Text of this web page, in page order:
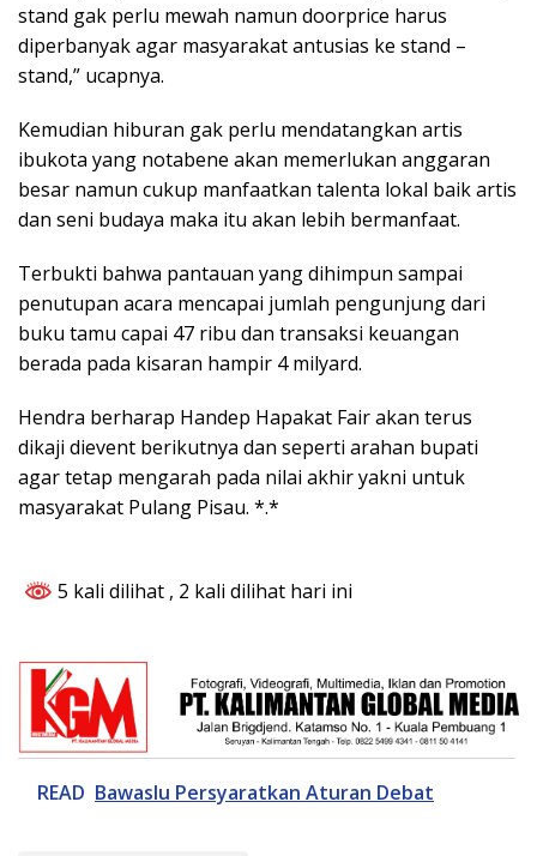
stand gak perlu mewah namun doorprice harus
diperbanyak agar masyarakat antusias ke stand –
stand,” ucapnya.
Kemudian hiburan gak perlu mendatangkan artis
ibukota yang notabene akan memerlukan anggaran
besar namun cukup manfaatkan talenta lokal baik artis
dan seni budaya maka itu akan lebih bermanfaat.
Terbukti bahwa pantauan yang dihimpun sampai
penutupan acara mencapai jumlah pengunjung dari
buku tamu capai 47 ribu dan transaksi keuangan
berada pada kisaran hampir 4 milyard.
Hendra berharap Handep Hapakat Fair akan terus
dikaji dievent berikutnya dan seperti arahan bupati
agar tetap mengarah pada nilai akhir yakni untuk
masyarakat Pulang Pisau. *.*
5 kali dilihat , 2 kali dilihat hari ini
READ Bawaslu Persyaratkan Aturan Debat